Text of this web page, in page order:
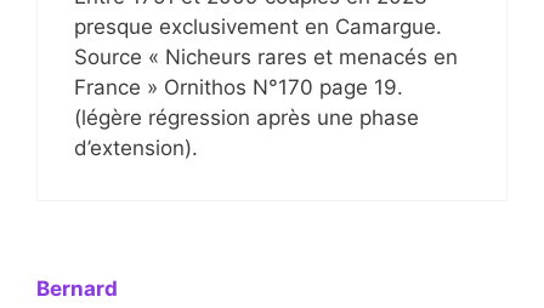
presque exclusivement en Camargue.
Source « Nicheurs rares et menacés en
France » Ornithos N°170 page 19.
(légère régression après une phase
d’extension).
Bernard